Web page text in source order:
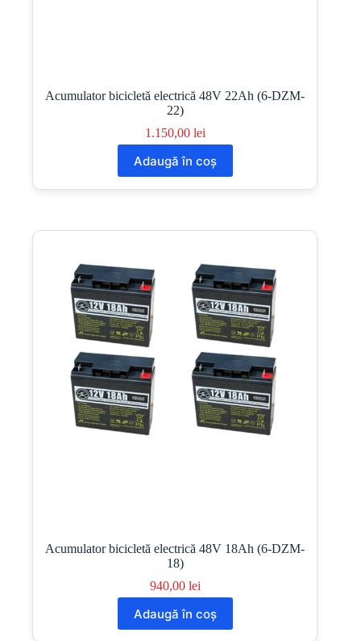
Acumulator bicicletă electrică 48V 22Ah (6-DZM-
22)
1.150,00 lei
Adaugă în coș
Acumulator bicicletă electrică 48V 18Ah (6-DZM-
18)
940,00 lei
Adaugă în coș